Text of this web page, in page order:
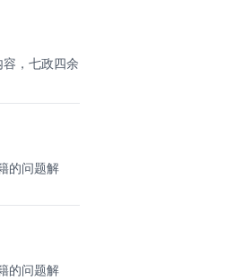
，七政四余
的问题解
的问题解